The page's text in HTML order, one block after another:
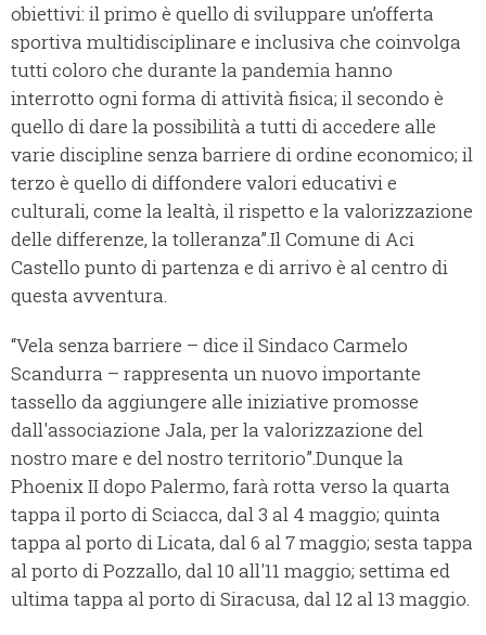
obiettivi: il primo è quello di sviluppare un’offerta
sportiva multidisciplinare e inclusiva che coinvolga
tutti coloro che durante la pandemia hanno
interrotto ogni forma di attività fisica; il secondo è
quello di dare la possibilità a tutti di accedere alle
varie discipline senza barriere di ordine economico; il
terzo è quello di diffondere valori educativi e
culturali, come la lealtà, il rispetto e la valorizzazione
delle differenze, la tolleranza”.Il Comune di Aci
Castello punto di partenza e di arrivo è al centro di
questa avventura.
“Vela senza barriere – dice il Sindaco Carmelo
Scandurra – rappresenta un nuovo importante
tassello da aggiungere alle iniziative promosse
dall'associazione Jala, per la valorizzazione del
nostro mare e del nostro territorio”.Dunque la
Phoenix II dopo Palermo, farà rotta verso la quarta
tappa il porto di Sciacca, dal 3 al 4 maggio; quinta
tappa al porto di Licata, dal 6 al 7 maggio; sesta tappa
al porto di Pozzallo, dal 10 all'11 maggio; settima ed
ultima tappa al porto di Siracusa, dal 12 al 13 maggio.